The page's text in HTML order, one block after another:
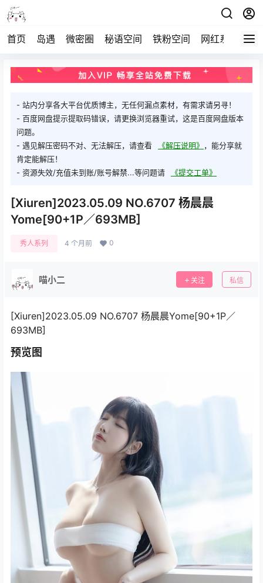
首页 岛遇 微密圈 秘语空间 铁粉空间 网红系列 打
- 站内分享各大平台优质博主，无任何漏点素材，有需求请另寻！
- 百度网盘提示提取码错误，请更换浏览器重试，这是百度网盘版本
问题。
- 遇见解压密码不对、无法解压，请查看
《解压说明》 ，能分享就
肯定能解压！
- 资源失效/充值未到账/账号解禁...等问题请
《提交工单》
[Xiuren]2023.05.09 NO.6707 杨晨晨
Yome[90+1P／693MB]
秀人系列 4 个月前 0
喵小二 关注 私信
[Xiuren]2023.05.09 NO.6707 杨晨晨Yome[90+1P／
693MB]
预览图